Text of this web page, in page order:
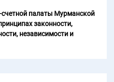
палаты Мурманской
законности,
независимости и